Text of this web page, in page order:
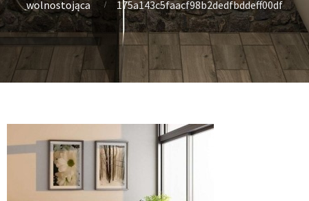
wolnostojąca
175a143c5faacf98b2dedfbddeff00df